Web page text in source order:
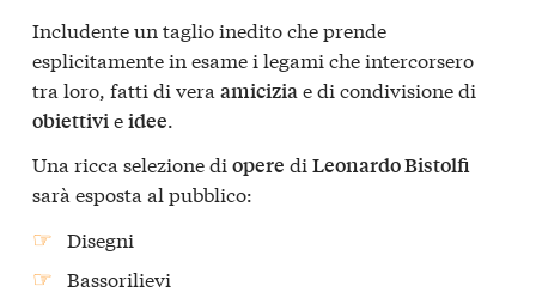
Includente un taglio inedito che prende
esplicitamente in esame i legami che intercorsero
tra loro, fatti di vera amicizia e di condivisione di
obiettivi eidee
Una ricca selezione di opere di Leonardo Bistolfi
sarà esposta al pubblico:
Disegni
Bassorilievi